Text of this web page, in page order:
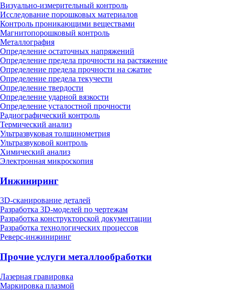
Визуально-измерительный контроль
Исследование порошковых материалов
Контроль проникающими веществами
Магнитопорошковый контроль
Металлография
Определение остаточных напряжений
Определение предела прочности на растяжение
Определение предела прочности на сжатие
Определение предела текучести
Определение твердости
Определение ударной вязкости
Определение усталостной прочности
Радиографический контроль
Термический анализ
Ультразвуковая толщинометрия
Ультразвуковой контроль
Химический анализ
Электронная микроскопия
Инжиниринг
3D-сканирование деталей
Разработка 3D-моделей по чертежам
Разработка конструкторской документации
Разработка технологических процессов
Реверс-инжиниринг
Прочие услуги металлообработки
Лазерная гравировка
Маркировка плазмой